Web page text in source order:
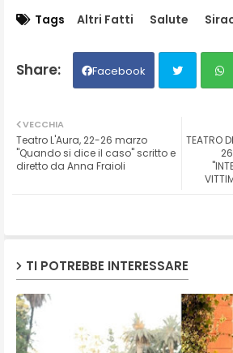
Tags Altri Fatti Salute
Facebook
ats
ap
TEATRO
VECCHIA
Teatro L'Aura, 22-26 marzo
"Quando si dice il caso" scritto e
diretto da Anna Fraioli
TI POTREBBE INTERESSARE